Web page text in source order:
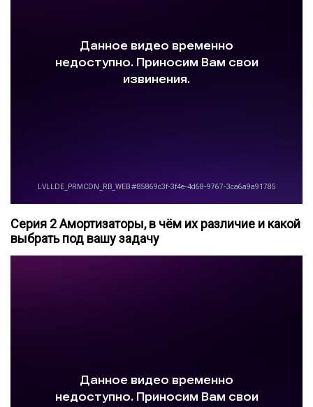
Серия 2 Амортизаторы, в чём их различие и какой
выбрать под вашу задачу